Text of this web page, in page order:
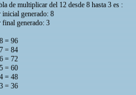
de multiplicar del 12 desde 8 hasta 3 es :
inicial generado: 8
final generado: 3
= 96
= 84
= 72
= 60
= 48
= 36